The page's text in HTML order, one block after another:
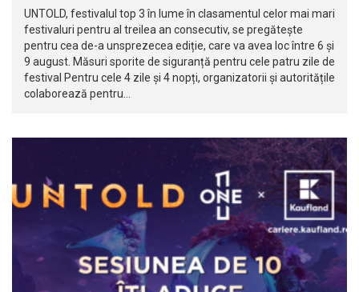
UNTOLD, festivalul top 3 în lume în clasamentul celor mai mari
festivaluri pentru al treilea an consecutiv, se pregătește
pentru cea de-a unsprezecea ediție, care va avea loc între 6 și
9 august. Măsuri sporite de siguranță pentru cele patru zile de
festival Pentru cele 4 zile și 4 nopți, organizatorii și autoritățile
colaborează pentru…